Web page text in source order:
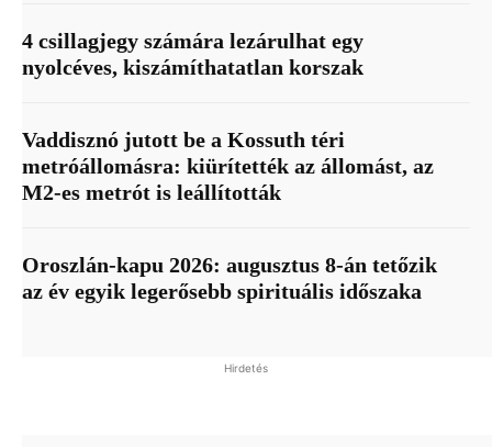
4 csillagjegy számára lezárulhat egy
nyolcéves, kiszámíthatatlan korszak
Vaddisznó jutott be a Kossuth téri
metróállomásra: kiürítették az állomást, az
M2-es metrót is leállították
Oroszlán-kapu 2026: augusztus 8-án tetőzik
az év egyik legerősebb spirituális időszaka
Hirdetés